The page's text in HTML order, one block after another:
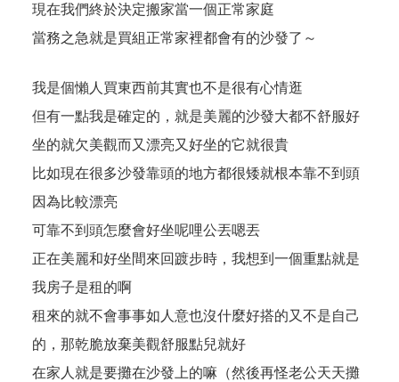
現在我們終於決定搬家當一個正常家庭
當務之急就是買組正常家裡都會有的沙發了～
我是個懶人買東西前其實也不是很有心情逛
但有一點我是確定的，就是美麗的沙發大都不舒服好
坐的就欠美觀而又漂亮又好坐的它就很貴
比如現在很多沙發靠頭的地方都很矮就根本靠不到頭
因為比較漂亮
可靠不到頭怎麼會好坐呢哩公丟嗯丟
正在美麗和好坐間來回踱步時，我想到一個重點就是
我房子是租的啊
租來的就不會事事如人意也沒什麼好搭的又不是自己
的，那乾脆放棄美觀舒服點兒就好
在家人就是要攤在沙發上的嘛（然後再怪老公天天攤